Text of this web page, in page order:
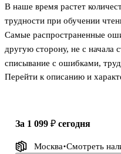
В наше время растет
трудности при обучении
Самые распространенные
другую сторону, не с начала
списывание с ошибками,
последовательности
навыка чтения и письма, а
Комплект состоит из 39
Перейти к описанию и
за 1 099 ₽ сегодня
Москва Смотреть